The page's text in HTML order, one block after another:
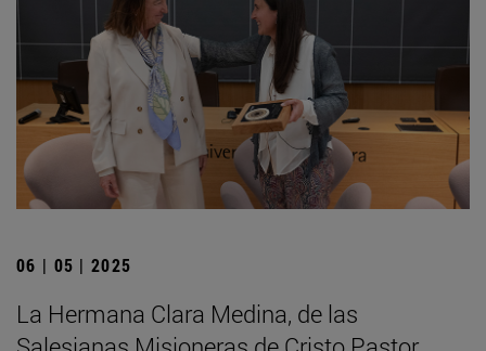
06 | 05 | 2025
La Hermana Clara Medina, de las